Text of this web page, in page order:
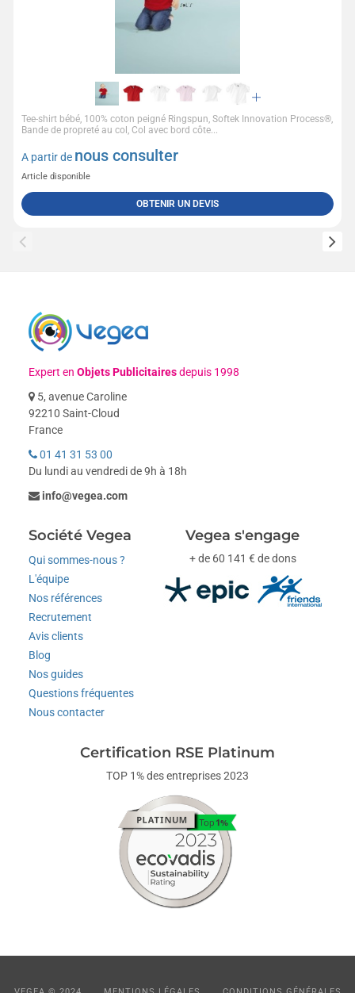
Tee-shirt bébé, 100% coton peigné Ringspun, Softek Innovation Process®,
Bande de propreté au col, Col avec bord côte...
A partir de nous consulter
Article disponible
OBTENIR UN DEVIS
Expert enObjets Publicitairesdepuis 1998
5, avenue Caroline
92210 Saint-Cloud
France
01 41 31 53 00
Du lundi au vendredi de 9h à 18h
info@vegea.com
Société Vegea
Qui sommes-nous ?
L'équipe
Nos références
Recrutement
Avis clients
Blog
Nos guides
Questions fréquentes
Nous contacter
Vegea s'engage
+ de 60 141 € de dons
Certification RSE Platinum
TOP 1% des entreprises 2023